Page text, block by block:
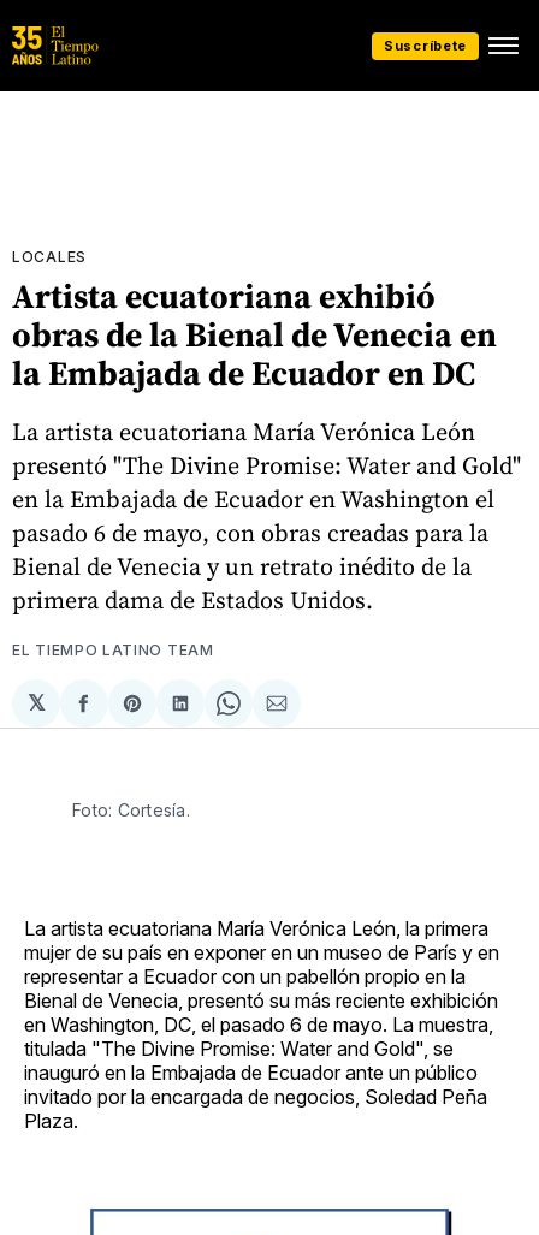
Suscríbete
LOCALES
Artista ecuatoriana exhibió
obras de la Bienal de Venecia en
la Embajada de Ecuador en DC
La artista ecuatoriana María Verónica León
presentó "The Divine Promise: Water and Gold"
en la Embajada de Ecuador en Washington el
pasado 6 de mayo, con obras creadas para la
Bienal de Venecia y un retrato inédito de la
primera dama de Estados Unidos.
EL TIEMPO LATINO TEAM
𝕏
Compartir
en
Share
on
Compartir
en
Share
on
Compartir
via
Foto: Cortesía.
La artista ecuatoriana María Verónica León, la primera
mujer de su país en exponer en un museo de París y en
representar a Ecuador con un pabellón propio en la
Bienal de Venecia, presentó su más reciente exhibición
en Washington, DC, el pasado 6 de mayo. La muestra,
titulada "The Divine Promise: Water and Gold", se
inauguró en la Embajada de Ecuador ante un público
invitado por la encargada de negocios, Soledad Peña
Plaza.